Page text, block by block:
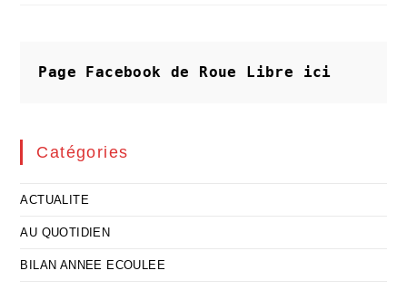
Page Facebook de Roue Libre ici
Catégories
ACTUALITE
AU QUOTIDIEN
BILAN ANNEE ECOULEE